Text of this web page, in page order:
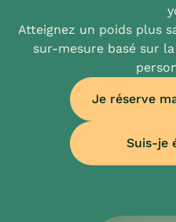
Atteignez un poids plus
sur-mesure basé sur
Je réserve
Suis-je